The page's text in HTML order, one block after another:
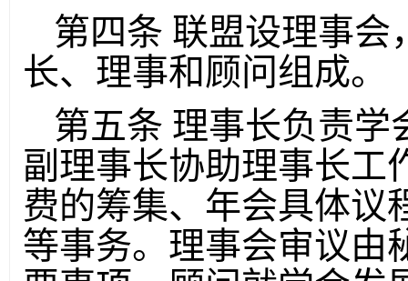
第四条 联盟设理事会
长、理事和顾问组成。
第五条 理事长负责
副理事长协助理事长工
费的筹集、年会具体议
等事务。理事会审议由